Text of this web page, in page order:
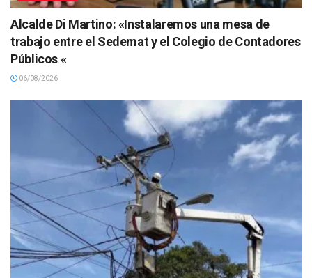
Alcalde Di Martino: «Instalaremos una mesa de
trabajo entre el Sedemat y el Colegio de Contadores
Públicos «
06/08/2026